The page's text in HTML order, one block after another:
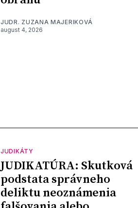
JUDR. ZUZANA MAJERIKOVÁ
august 4, 2026
JUDIKÁTY
JUDIKATÚRA: Skutková
podstata správneho
deliktu neoznámenia